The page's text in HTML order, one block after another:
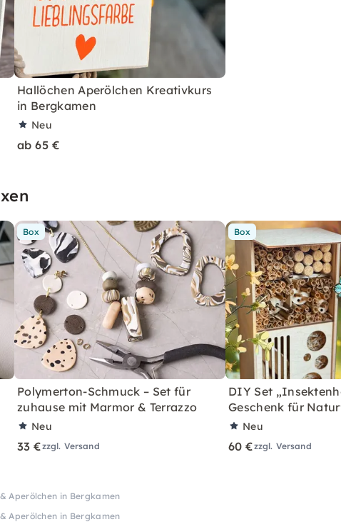
Hallöchen Aperölchen Kreativkurs
in Bergkamen
Neu
ab 65 €
Box
Polymerton-Schmuck – Set für
zuhause mit Marmor & Terrazzo
Neu
33 €zzgl. Versand
Box
DIY Set
Geschenk für
Neu
60 €zzgl. Versand
Aperölchen in Bergkamen
Aperölchen in Bergkamen